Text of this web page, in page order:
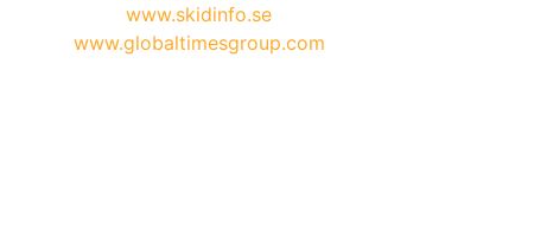
www.skidinfo.se
www.globaltimesgroup.com